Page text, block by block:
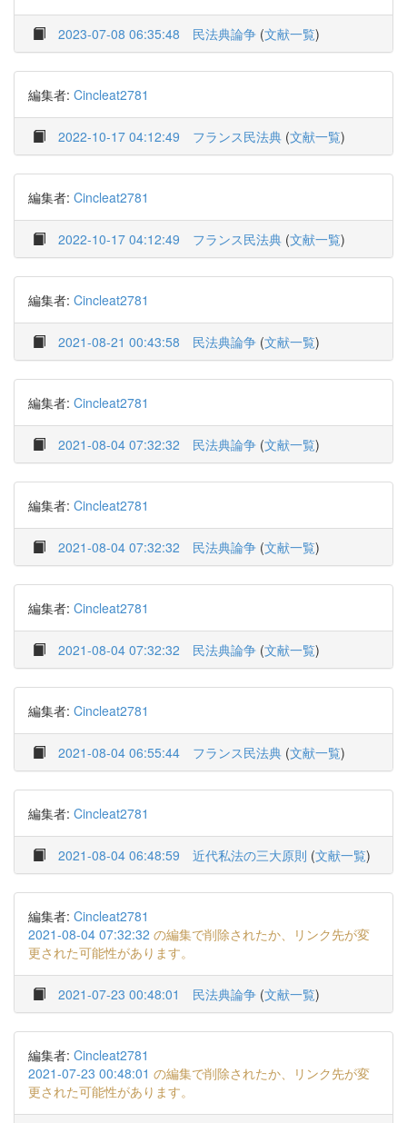
2023-07-08 06:35:48 民法典論争 (文献一覧)
編集者: Cincleat2781
2022-10-17 04:12:49 フランス民法典 (文献一覧)
編集者: Cincleat2781
2022-10-17 04:12:49 フランス民法典 (文献一覧)
編集者: Cincleat2781
2021-08-21 00:43:58 民法典論争 (文献一覧)
編集者: Cincleat2781
2021-08-04 07:32:32 民法典論争 (文献一覧)
編集者: Cincleat2781
2021-08-04 07:32:32 民法典論争 (文献一覧)
編集者: Cincleat2781
2021-08-04 07:32:32 民法典論争 (文献一覧)
編集者: Cincleat2781
2021-08-04 06:55:44 フランス民法典 (文献一覧)
編集者: Cincleat2781
2021-08-04 06:48:59 近代私法の三大原則 (文献一覧)
編集者: Cincleat2781
2021-08-04 07:32:32 の編集で削除されたか、リンク先が変
更された可能性があります。
2021-07-23 00:48:01 民法典論争 (文献一覧)
編集者: Cincleat2781
2021-07-23 00:48:01 の編集で削除されたか、リンク先が変
更された可能性があります。